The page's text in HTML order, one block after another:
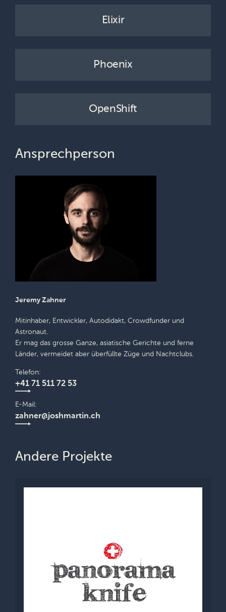
Elixir
Phoenix
OpenShift
Ansprechperson
Jeremy Zahner
Mitinhaber, Entwickler, Autodidakt, Crowdfunder und
Astronaut.
Er mag das grosse Ganze, asiatische Gerichte und ferne
Länder, vermeidet aber überfüllte Züge und Nachtclubs.
Telefon
+41 71 511 72 53
E-Mail
zahner@joshmartin.ch
Andere Projekte